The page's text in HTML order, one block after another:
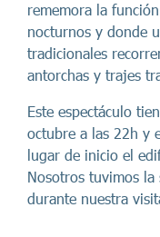
rememora la
nocturnos y donde
tradicionales
antorchas y trajes
Este espectáculo
octubre a las 22h y
lugar de inicio el
Nosotros tuvimos la
durante nuestra